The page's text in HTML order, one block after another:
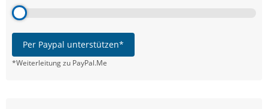
Per Paypal unterstützen*
*Weiterleitung zu PayPal.Me